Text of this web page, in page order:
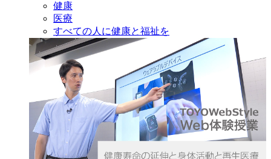
健康
医療
すべての人に健康と福祉を